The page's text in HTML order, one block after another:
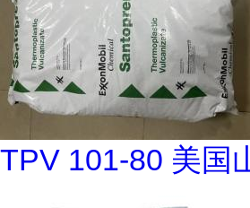
TPV 101-80 美国